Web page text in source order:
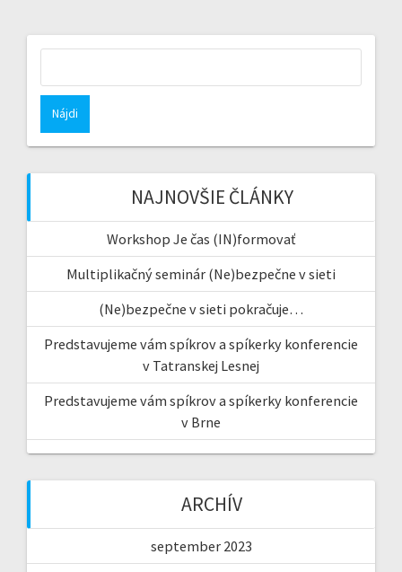
NAJNOVŠIE ČLÁNKY
Workshop Je čas (IN)formovať
Multiplikačný seminár (Ne)bezpečne v sieti
(Ne)bezpečne v sieti pokračuje…
Predstavujeme vám spíkrov a spíkerky konferencie
v Tatranskej Lesnej
Predstavujeme vám spíkrov a spíkerky konferencie
v Brne
ARCHÍV
september 2023